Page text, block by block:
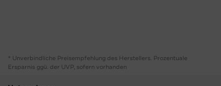
* Unverbindliche Preisempfehlung des Herstellers. Prozentuale
Ersparnis ggü. der UVP, sofern vorhanden